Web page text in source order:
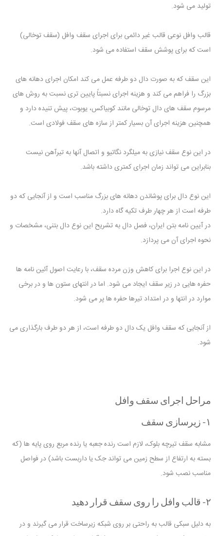
تولید می شود.
قالب وافل نوعی قالب غیر دائمی برای اجرای سقف وافل (سقف توخالی)
است که برای پوشش سقف استفاده می شود.
این سقف که به صورت دال دو طرفه عمل می کند امکان اجرای دهانه های
بزرگ را فراهم می کند و هزینه اجرای نسبتاً پایین تری نسبت به روش های
مرسوم سقف های دال توخالی مانند کوبیاکس، یوبوت، پیش تنیده دارد و
همچنین هزینه اجرای آن بسیار کمتر از سازه های سقف فولادی است.
در این نوع سقف نیازی به میلگرد نگاتیو و اتصال آنها به تیرآهن نیست
بنابراین می تواند زمان اجرای کمتری داشته باشد.
این نوع دال برای پوشاندن دهانه های بزرگ مناسب است و از آنجایی که دو
طرفه است از هر چهار طرف تکیه گاه دارد.
در آیین نامه بتن ایران، فصل دال به تشریح این نوع دال بتنی، مشخصات و
نحوه اجرای آن می پردازد.
در این نوع اجرا برای کاهش وزن مرده سقف، با رعایت اصول آئین نامه ها
حفره هایی در زیر سقف ایجاد می شود. اما در انتهای ستون ها و در برخی
موارد در انتها و در امتداد تیرها حفره ها پر می شود.
از آنجایی که سقف وافل یک دال دو طرفه است، از هر دو طرف بارگذاری می
شود.
مراحل اجرای سقف وافل
۱- زیرسازی سقف
مشابه سقف تیرچه بلوک، لازم است رنده جعبه یا رنده مربع روی پایه ها (که
بسته به ارتفاع از سطح زمین می تواند جک یا داربست باشد) در فواصل
مناسب نصب شود.
۲- قالب وافل را روی سقف قرار دهید
به دلیل سبکی قالب به راحتی بر روی شبکه زیرساخت قرار می گیرند و در